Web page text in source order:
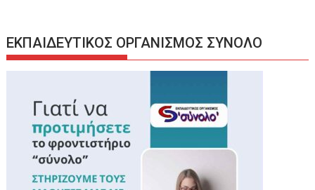
ΕΚΠΑΙΔΕΥΤΙΚΟΣ ΟΡΓΑΝΙΣΜΟΣ ΣΥΝΟΛΟ